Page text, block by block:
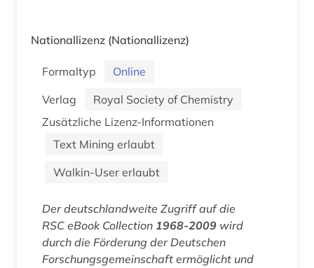
Nationallizenz (Nationallizenz)
Formaltyp
Online
Verlag
Royal Society of Chemistry
Zusätzliche Lizenz-Informationen
Text Mining erlaubt
Walkin-User erlaubt
Der deutschlandweite Zugriff auf die
RSC eBook Collection 1968-2009 wird
durch die Förderung der Deutschen
Forschungsgemeinschaft ermöglicht und